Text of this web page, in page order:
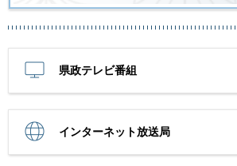
県政テレビ番組
インターネット放送局